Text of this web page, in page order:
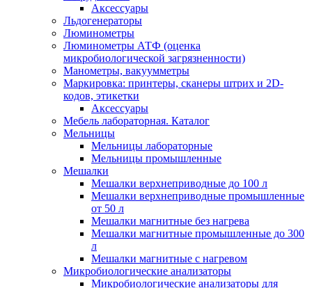
Аксессуары
Льдогенераторы
Люминометры
Люминометры АТФ (оценка
микробиологической загрязненности)
Манометры, вакуумметры
Маркировка: принтеры, сканеры штрих и 2D-
кодов, этикетки
Аксессуары
Мебель лабораторная. Каталог
Мельницы
Мельницы лабораторные
Мельницы промышленные
Мешалки
Мешалки верхнеприводные до 100 л
Мешалки верхнеприводные промышленные
от 50 л
Мешалки магнитные без нагрева
Мешалки магнитные промышленные до 300
л
Мешалки магнитные с нагревом
Микробиологические анализаторы
Микробиологические анализаторы для